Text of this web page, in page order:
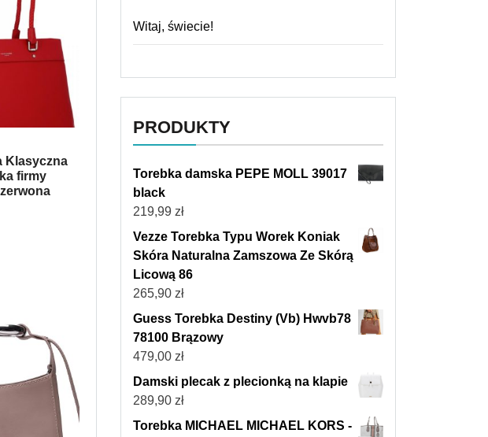
Klasyczna
firmy
Witaj, świecie!
PRODUKTY
Torebka damska PEPE MOLL 39017
black
219,99 zł
Vezze Torebka Typu Worek Koniak
Skóra Naturalna Zamszowa Ze Skórą
Licową 86
265,90 zł
Guess Torebka Destiny (Vb) Hwvb78
78100 Brązowy
479,00 zł
Damski plecak z plecionką na klapie
289,90 zł
Torebka MICHAEL MICHAEL KORS -